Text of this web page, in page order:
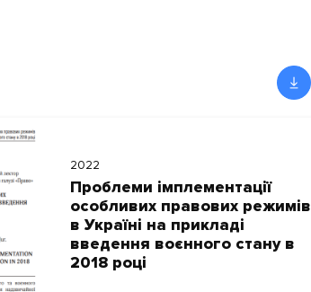
2022
Проблеми імплементації
особливих правових режимів
в Україні на прикладі
введення воєнного стану в
2018 році